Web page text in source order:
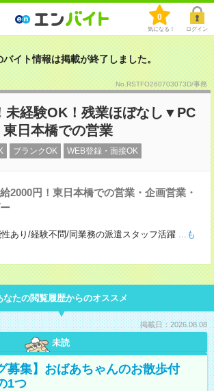
0
気になる！ ログイン
バイト情報は掲載が終了しました。
No.RSTFO260703073D/事務
未経験OK！残業ほぼなし▼PC
日本橋での営業
ブランクOK WEB登録・面接OK
2000円！東日本橋での営業・企画営業・
性あり/経験不問/同業務の派遣スタッフ活躍 ...も
なたの閲覧履歴からのオススメ
掲載日：2026.08.08
未読
募集】おばあちゃんのお散歩付
1つ